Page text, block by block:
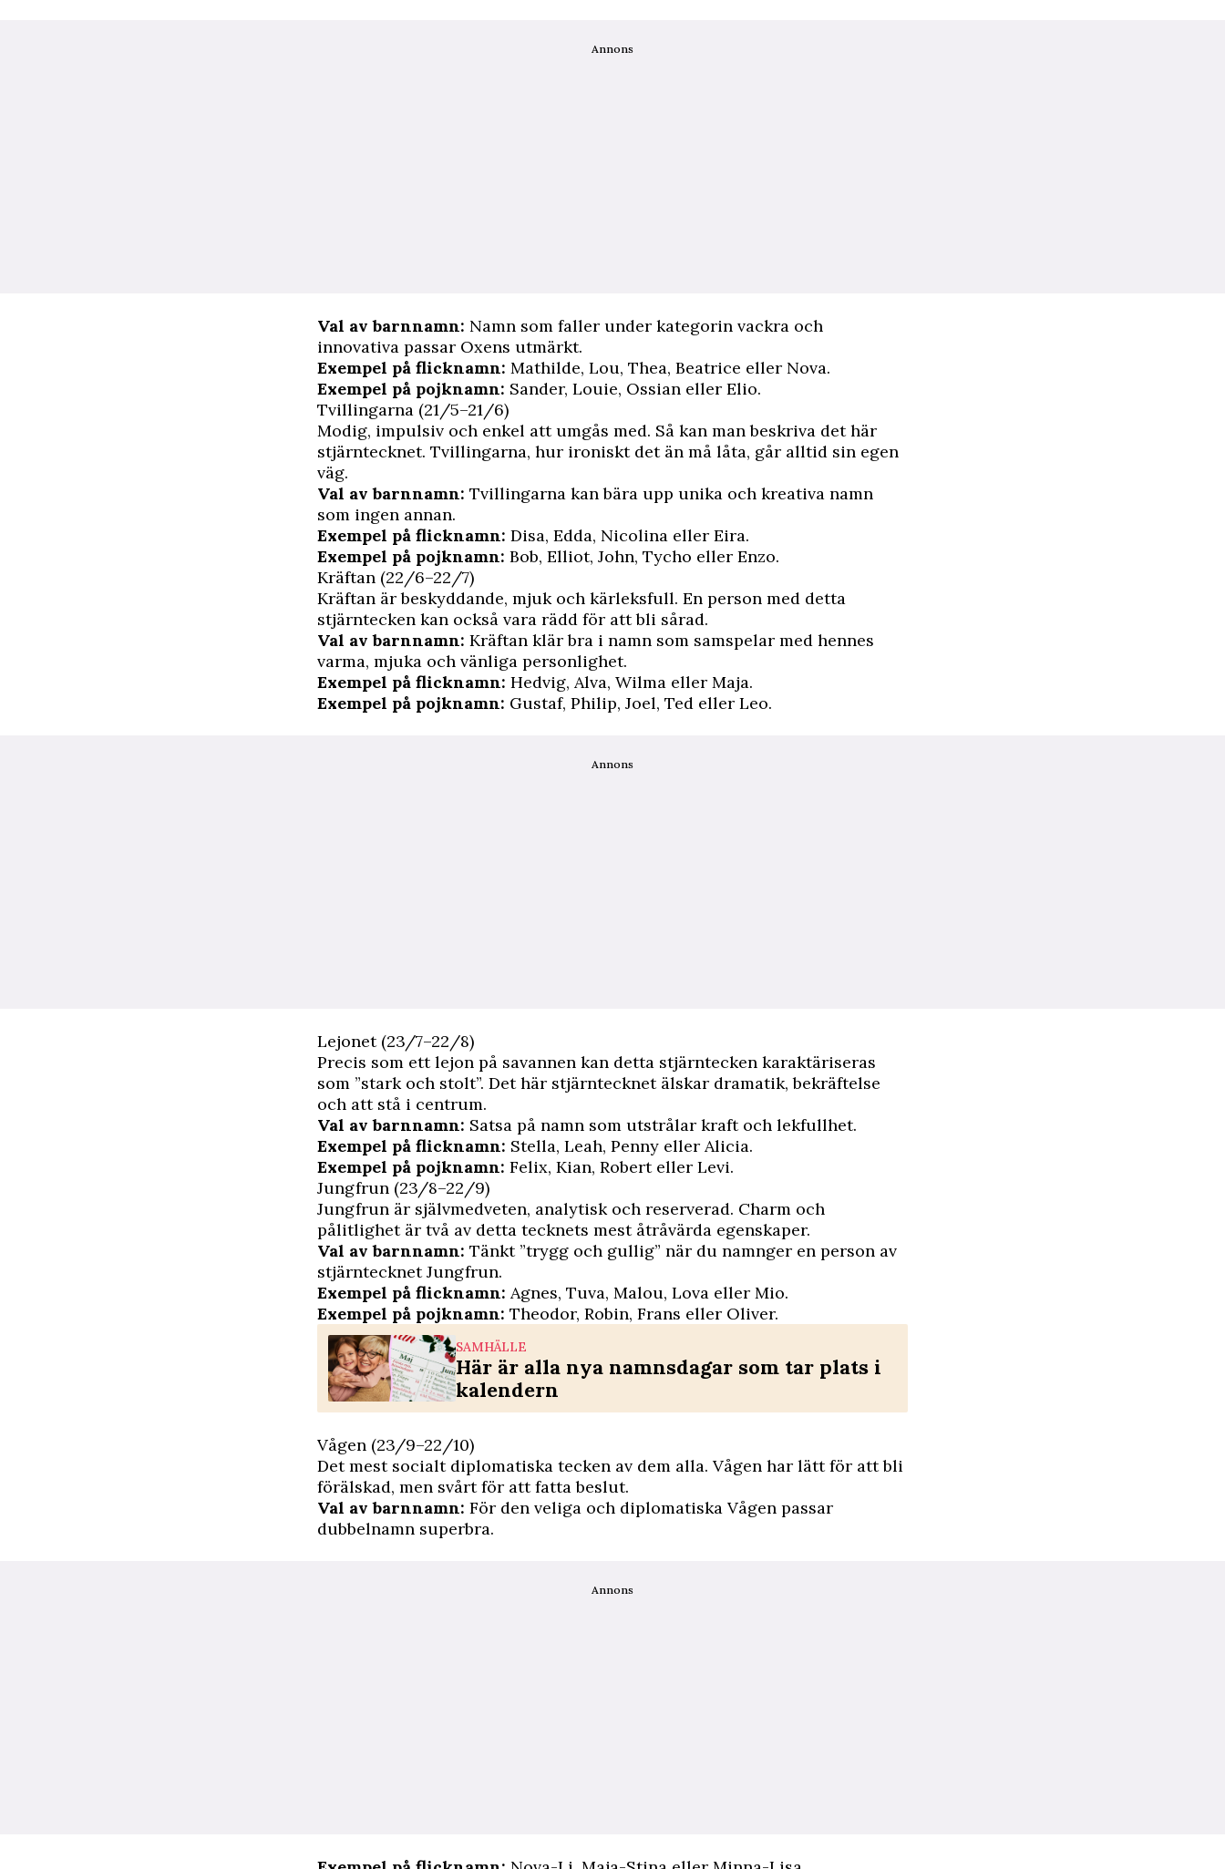
Annons
Val av barnnamn: Namn som faller under kategorin vackra och
innovativa passar Oxens utmärkt.
Exempel på flicknamn: Mathilde, Lou, Thea, Beatrice eller Nova.
Exempel på pojknamn: Sander, Louie, Ossian eller Elio.
Tvillingarna (21/5–21/6)
Modig, impulsiv och enkel att umgås med. Så kan man beskriva det här
stjärntecknet. Tvillingarna, hur ironiskt det än må låta, går alltid sin egen
väg.
Val av barnnamn: Tvillingarna kan bära upp unika och kreativa namn
som ingen annan.
Exempel på flicknamn: Disa, Edda, Nicolina eller Eira.
Exempel på pojknamn: Bob, Elliot, John, Tycho eller Enzo.
Kräftan (22/6–22/7)
Kräftan är beskyddande, mjuk och kärleksfull. En person med detta
stjärntecken kan också vara rädd för att bli sårad.
Val av barnnamn: Kräftan klär bra i namn som samspelar med hennes
varma, mjuka och vänliga personlighet.
Exempel på flicknamn: Hedvig, Alva, Wilma eller Maja.
Exempel på pojknamn: Gustaf, Philip, Joel, Ted eller Leo.
Annons
Lejonet (23/7–22/8)
Precis som ett lejon på savannen kan detta stjärntecken karaktäriseras
som ”stark och stolt”. Det här stjärntecknet älskar dramatik, bekräftelse
och att stå i centrum.
Val av barnnamn: Satsa på namn som utstrålar kraft och lekfullhet.
Exempel på flicknamn: Stella, Leah, Penny eller Alicia.
Exempel på pojknamn: Felix, Kian, Robert eller Levi.
Jungfrun (23/8–22/9)
Jungfrun är självmedveten, analytisk och reserverad. Charm och
pålitlighet är två av detta tecknets mest åtråvärda egenskaper.
Val av barnnamn: Tänkt ”trygg och gullig” när du namnger en person av
stjärntecknet Jungfrun.
Exempel på flicknamn: Agnes, Tuva, Malou, Lova eller Mio.
Exempel på pojknamn: Theodor, Robin, Frans eller Oliver.
SAMHÄLLE
Här är alla nya namnsdagar som tar plats i
kalendern
Vågen (23/9–22/10)
Det mest socialt diplomatiska tecken av dem alla. Vågen har lätt för att bli
förälskad, men svårt för att fatta beslut.
Val av barnnamn: För den veliga och diplomatiska Vågen passar
dubbelnamn superbra.
Annons